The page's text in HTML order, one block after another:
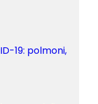
19: polmoni,